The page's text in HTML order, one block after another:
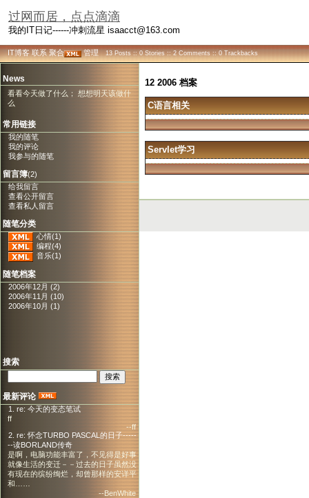
过网而居，点点滴滴
我的IT日记------冲刺流星 isaacct@163.com
IT博客 联系 聚合 管理 13 Posts :: 0 Stories :: 2 Comments :: 0 Trackbacks
News
看看今天做了什么； 想想明天该做什
么
常用链接
我的随笔
我的评论
我参与的随笔
留言簿(2)
给我留言
查看公开留言
查看私人留言
随笔分类
心情(1)
编程(4)
音乐(1)
随笔档案
2006年12月 (2)
2006年11月 (10)
2006年10月 (1)
搜索
最新评论
1. re: 今天的变态笔试
ff
--ff
2. re: 怀念TURBO PASCAL的日子-----
--读BORLAND传奇
是啊，电脑功能丰富了，不见得是好事
就像生活的变迁－－过去的日子虽然没
有现在的缤纷绚烂，却曾那样的安详平
和……
--BenWhite
12 2006 档案
C语言相关
Servlet学习